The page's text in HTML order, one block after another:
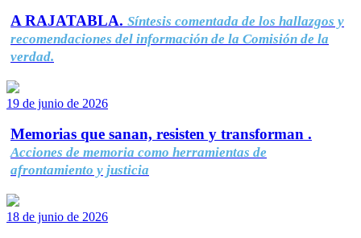
A RAJATABLA. Síntesis comentada de los hallazgos y
recomendaciones del información de la Comisión de la
verdad.
19 de junio de 2026
Memorias que sanan, resisten y transforman .
Acciones de memoria como herramientas de
afrontamiento y justicia
18 de junio de 2026